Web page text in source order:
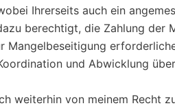
Ihrerseits auch ein
berechtigt, die Zahlung der
Mangelbeseitigung
und Abwicklung
weiterhin von meinem Recht